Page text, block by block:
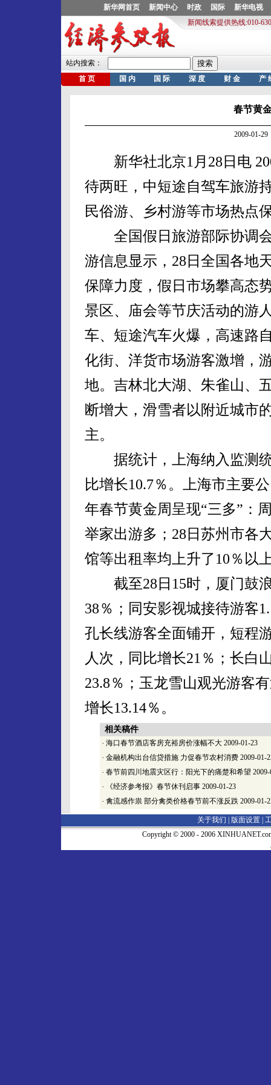
春节黄
2009-01-
新华社北京1月28日电
待两旺，中短途自驾车旅游
民俗游、乡村游等市场热点
全国假日旅游部际协调会
游信息显示，28日全国各地
保障力度，假日市场攀高态
景区、庙会等节庆活动的游
车、短途汽车火爆，高速路
化街、洋货市场游客激增，
地。吉林北大湖、朱雀山、
断增大，滑雪者以附近城市
主。
据统计，上海纳入监测统
比增长10.7％。上海市主要
年春节黄金周呈现“三多”：
举家出游多；28日苏州市各
馆等出租率均上升了10％以
截至28日15时，厦门鼓浪
38％；同安影视城接待游客
孔长线游客全面铺开，短程
人次，同比增长21％；长白
23.8％；玉龙雪山观光游客
增长13.14％。
相关稿件
· 海口春节酒店客房充裕房价涨幅不大 2009-01-23
· 金融机构出台信贷措施 力促春节农村消费 2009-01-
· 春节前四川地震灾区行：阳光下的痛楚和希望
· 《经济参考报》春节休刊启事 2009-01-23
· 禽流感作祟 部分禽类价格春节前不涨反跌 2009-01-
关于我们 | 版面设置
Copyright © 2000 - 2006